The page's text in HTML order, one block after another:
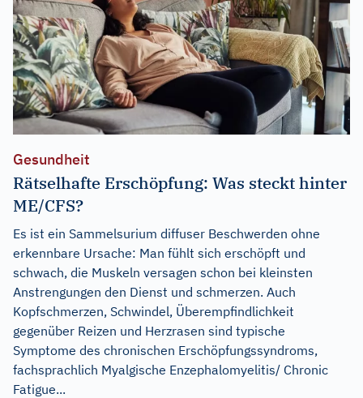
Gesundheit
Rätselhafte Erschöpfung: Was steckt hinter
ME/CFS?
Es ist ein Sammelsurium diffuser Beschwerden ohne
erkennbare Ursache: Man fühlt sich erschöpft und
schwach, die Muskeln versagen schon bei kleinsten
Anstrengungen den Dienst und schmerzen. Auch
Kopfschmerzen, Schwindel, Überempfindlichkeit
gegenüber Reizen und Herzrasen sind typische
Symptome des chronischen Erschöpfungssyndroms,
fachsprachlich Myalgische Enzephalomyelitis/ Chronic
Fatigue...